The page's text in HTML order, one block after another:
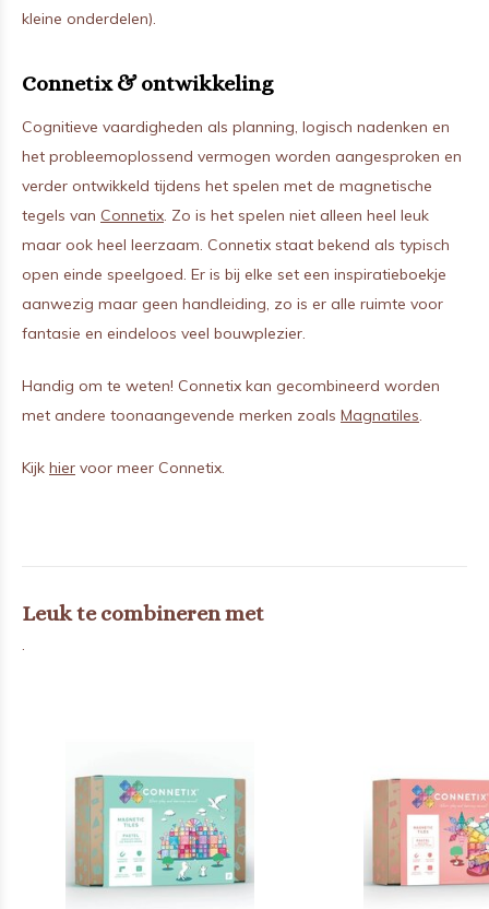
kleine onderdelen).
Connetix & ontwikkeling
Cognitieve vaardigheden als planning, logisch nadenken en
het probleemoplossend vermogen worden aangesproken en
verder ontwikkeld tijdens het spelen met de magnetische
tegels van Connetix. Zo is het spelen niet alleen heel leuk
maar ook heel leerzaam. Connetix staat bekend als typisch
open einde speelgoed. Er is bij elke set een inspiratieboekje
aanwezig maar geen handleiding, zo is er alle ruimte voor
fantasie en eindeloos veel bouwplezier.
Handig om te weten! Connetix kan gecombineerd worden
met andere toonaangevende merken zoals Magnatiles.
Kijk hier voor meer Connetix.
Leuk te combineren met
.